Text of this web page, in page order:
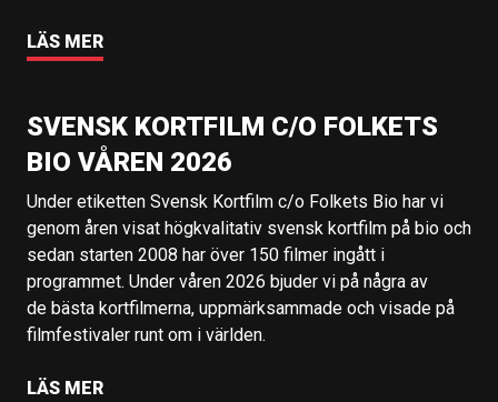
LÄS MER
SVENSK KORTFILM C/O FOLKETS
BIO VÅREN 2026
Under etiketten Svensk Kortfilm c/o Folkets Bio har vi
genom åren visat högkvalitativ svensk kortfilm på bio och
sedan starten 2008 har över 150 filmer ingått i
programmet. Under våren 2026 bjuder vi på några av
de bästa kortfilmerna, uppmärksammade och visade på
filmfestivaler runt om i världen.
LÄS MER